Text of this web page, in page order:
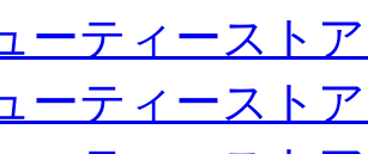
ーティースト
ーティースト